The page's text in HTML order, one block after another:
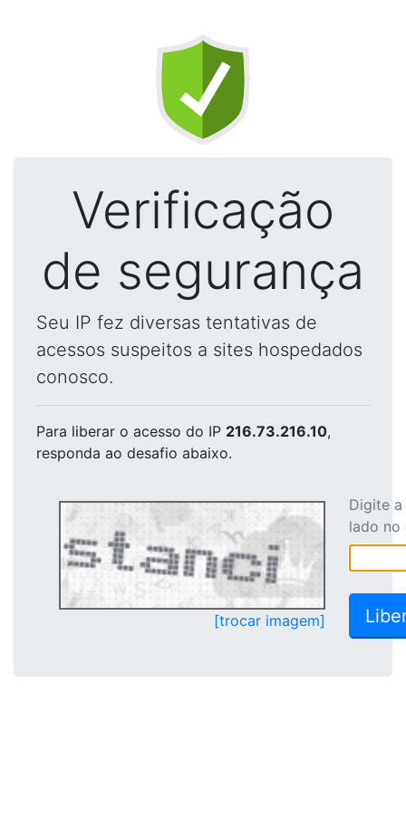
Verificação
de segurança
Seu IP fez diversas tentativas de
acessos suspeitos a sites hospedados
conosco.
Para liberar o acesso do IP 216.73.216.10,
responda ao desafio abaixo.
[trocar imagem]
Digite
lado no